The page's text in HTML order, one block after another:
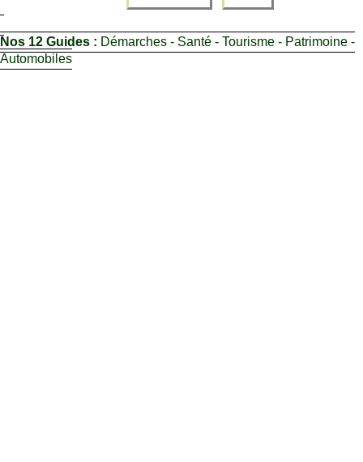
Nos 12 Guides : Démarches - Santé - Tourisme - Patrimoine -
Automobiles